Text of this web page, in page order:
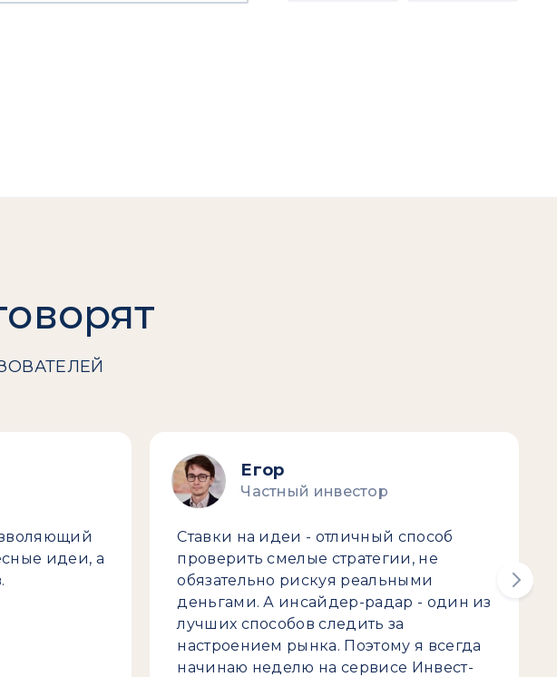
идеи, а
Егор
Частный инвестор
Ставки на идеи - отличный способ
проверить смелые стратегии, не
обязательно рискуя реальными
деньгами. А инсайдер-радар - один из
лучших способов следить за
настроением рынка. Поэтому я всегда
начинаю неделю на сервисе Инвест-